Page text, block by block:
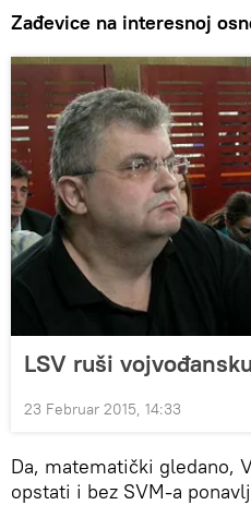
Zađevice na interesnoj
LSV ruši
23 Februar 2015, 14:33
Da, matematički gledano,
opstati i bez SVM-a